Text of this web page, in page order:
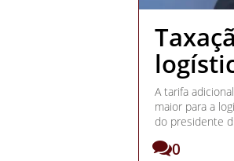
A tarifa
maior para a
do presidente
0